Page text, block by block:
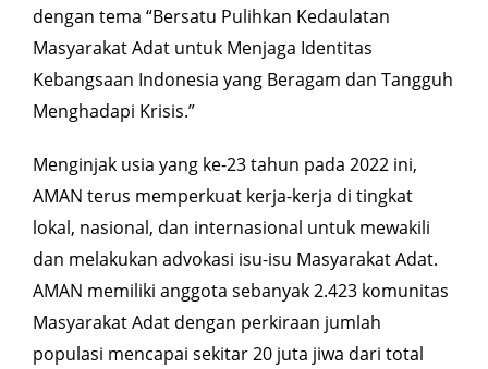
dengan tema “Bersatu Pulihkan Kedaulatan
Masyarakat Adat untuk Menjaga Identitas
Kebangsaan Indonesia yang Beragam dan Tangguh
Menghadapi Krisis.”
Menginjak usia yang ke-23 tahun pada 2022 ini,
AMAN terus memperkuat kerja-kerja di tingkat
lokal, nasional, dan internasional untuk mewakili
dan melakukan advokasi isu-isu Masyarakat Adat.
AMAN memiliki anggota sebanyak 2.423 komunitas
Masyarakat Adat dengan perkiraan jumlah
populasi mencapai sekitar20 juta jiwa dari total